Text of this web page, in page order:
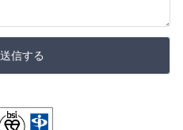
信する